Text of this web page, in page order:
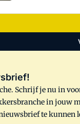
Schrijf je nu in
in jouw
te kunnen